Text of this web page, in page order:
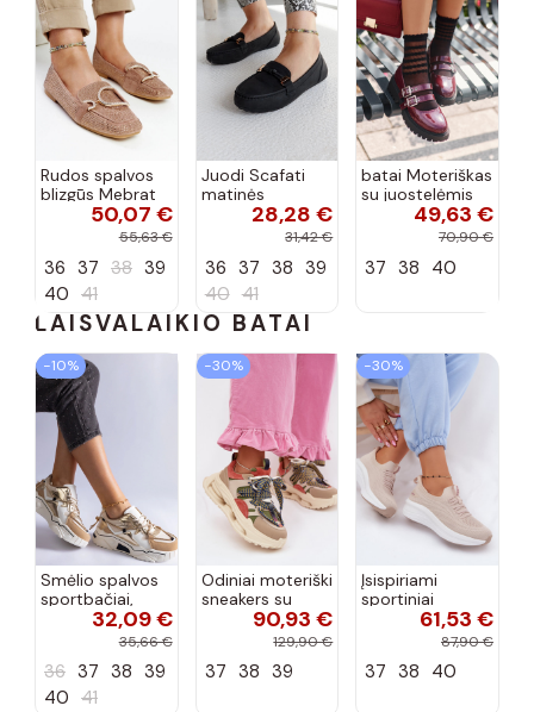
Rudos spalvos
blizgūs Mebrat
bateliai50,07 €
55,63 €
36 37 38 39
40 41
Juodi Scafati
matinės
apdailos bateliai
28,28 €
31,42 €
36 37 38 39
40 41
batai Moteriškas
su juostelėmis
su lako efektu
bordo spalvos
49,63 €
70,90 €
37 38 40
LAISVALAIKIO BATAI
−10%
Smėlio spalvos
sportbačiai,
dekoruoti Valdez
cirkonio virvele
32,09 €
35,66 €
36 37 38 39
40 41
−30%
Odiniai moteriški
sneakers su
platforma D&A
CR61-3133
90,93 €
129,90 €
37 38 39
−30%
Įsispiriami
sportiniai
bateliai Kobbo
102425 smėlio
61,53 €
87,90 €
37 38 40